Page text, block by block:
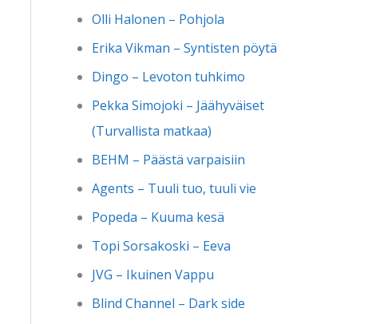
Olli Halonen – Pohjola
Erika Vikman – Syntisten pöytä
Dingo – Levoton tuhkimo
Pekka Simojoki – Jäähyväiset
(Turvallista matkaa)
BEHM – Päästä varpaisiin
Agents – Tuuli tuo, tuuli vie
Popeda – Kuuma kesä
Topi Sorsakoski – Eeva
JVG – Ikuinen Vappu
Blind Channel – Dark side